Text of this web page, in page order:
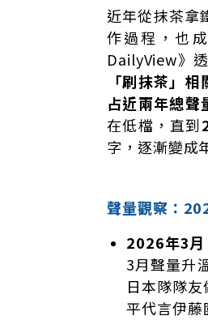
近年從抹茶拿
作過程，也
DailyView》
「刷抹茶」
占近兩年總聲
在低檔，直到
字，逐漸變成
聲量觀察：
2026年3
3月聲量升
日本隊隊
平代言伊藤